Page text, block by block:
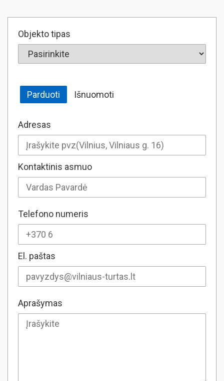
Objekto tipas
Parduoti Išnuomoti
Adresas
Kontaktinis asmuo
Telefono numeris
El. paštas
Aprašymas